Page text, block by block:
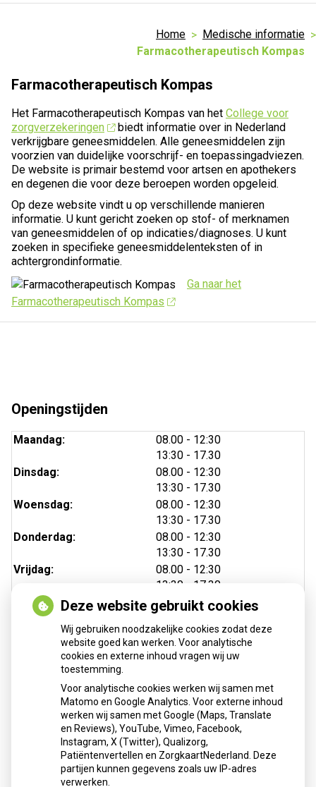
Home
Medische informatie
Farmacotherapeutisch Kompas
Farmacotherapeutisch Kompas
Het Farmacotherapeutisch Kompas van het College voor
zorgverzekeringen
biedt informatie over in Nederland
verkrijgbare geneesmiddelen. Alle geneesmiddelen zijn
voorzien van duidelijke voorschrijf- en toepassingadviezen.
De website is primair bestemd voor artsen en apothekers
en degenen die voor deze beroepen worden opgeleid.
Op deze website vindt u op verschillende manieren
informatie. U kunt gericht zoeken op stof- of merknamen
van geneesmiddelen of op indicaties/diagnoses. U kunt
zoeken in specifieke geneesmiddelenteksten of in
achtergrondinformatie.
Ga naar het
Farmacotherapeutisch Kompas
Openingstijden
Maandag: 08.00 tot
- 12:30
13:30 tot
- 17.30
Dinsdag:
08.00 tot
- 12:30
13:30 tot
- 17.30
Woensdag:
08.00 tot
- 12:30
13:30 tot
- 17.30
Donderdag:
08.00 tot
- 12:30
13:30 tot
- 17.30
Vrijdag:
08.00 tot
- 12:30
13:30
tot
- 17.30
Herhaalrecepten aanvragen
Patiëntenomgeving
Deze website gebruikt cookies
Wij gebruiken noodzakelijke cookies zodat deze
website goed kan werken. Voor analytische
cookies en externe inhoud vragen wij uw
toestemming.
Voor analytische cookies werken wij samen met
Matomo en Google Analytics. Voor externe inhoud
werken wij samen met Google (Maps, Translate
en Reviews), YouTube, Vimeo, Facebook,
Instagram, X (Twitter), Qualizorg,
Patiëntenvertellen en ZorgkaartNederland. Deze
partijen kunnen gegevens zoals uw IP-adres
verwerken.